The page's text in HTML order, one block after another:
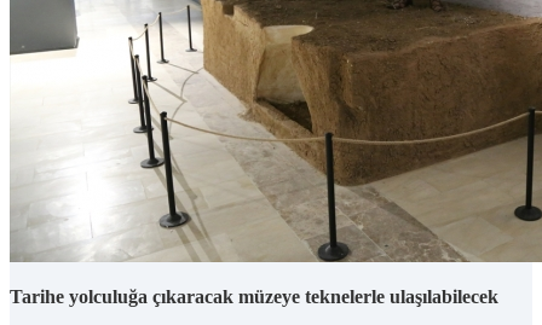
Tarihe yolculuğa çıkaracak müzeye teknelerle ulaşılabilecek